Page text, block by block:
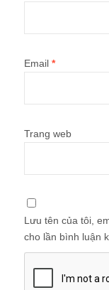
Email *
Trang web
Lưu tên của tôi,
cho lần bình luận